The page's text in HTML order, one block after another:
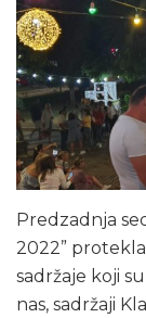
Predzadnja
2022”
sadržaje koji
nas, sadržaji